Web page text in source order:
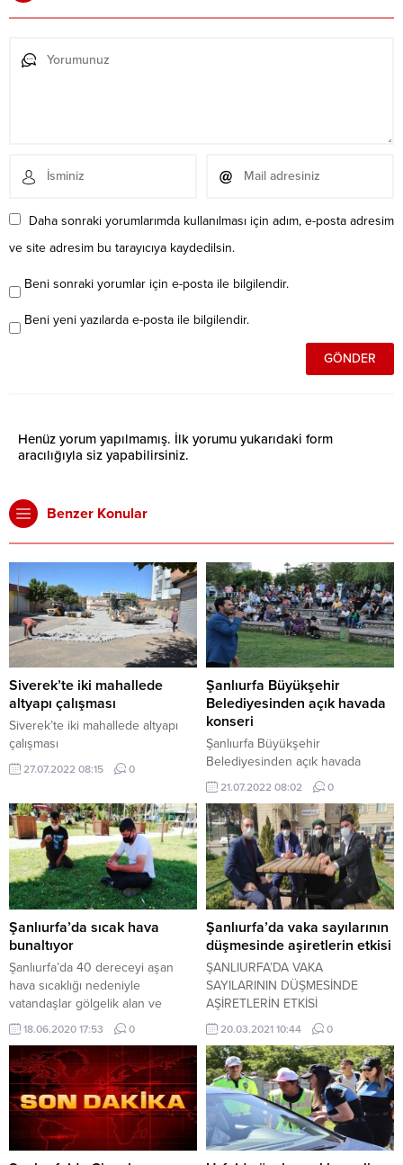
Daha sonraki yorumlarımda kullanılması için adım, e-posta adresim
ve site adresim bu tarayıcıya kaydedilsin.
Beni sonraki yorumlar için e-posta ile bilgilendir.
Beni yeni yazılarda e-posta ile bilgilendir.
Henüz yorum yapılmamış. İlk yorumu yukarıdaki form
aracılığıyla siz yapabilirsiniz.
Benzer Konular
Siverek’te iki mahallede
altyapı çalışması
Siverek’te iki mahallede altyapı
çalışması
27.07.2022 08:15 0
Şanlıurfa Büyükşehir
Belediyesinden açık havada
konseri
Şanlıurfa Büyükşehir
Belediyesinden açık havada
konseri
21.07.2022 08:02 0
Şanlıurfa’da sıcak hava
bunaltıyor
Şanlıurfa’da 40 dereceyi aşan
hava sıcaklığı nedeniyle
vatandaşlar gölgelik alan ve
parklarda serinlemeyi tercih
ediyor.
18.06.2020 17:53 0
Şanlıurfa’da vaka sayılarının
düşmesinde aşiretlerin etkisi
ŞANLIURFA’DA VAKA
SAYILARININ DÜŞMESİNDE
AŞİRETLERİN ETKİSİ
20.03.2021 10:44 0